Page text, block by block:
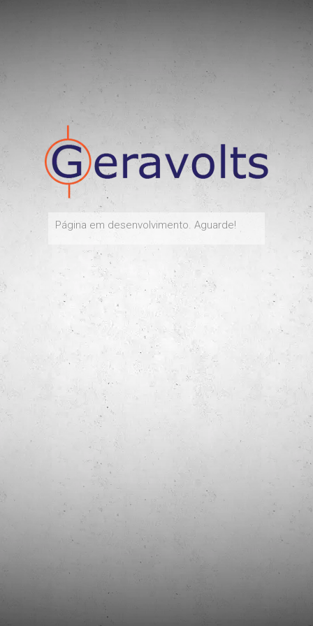
Página em desenvolvimento. Aguarde!